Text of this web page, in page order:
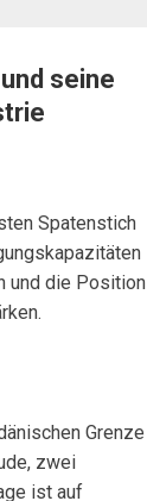
seine
Spatenstich
und die Position
Grenze
zwei
ist auf